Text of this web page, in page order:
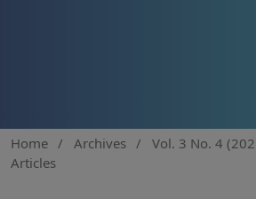
Home / Archives / Vol. 3 No. 4
Articles